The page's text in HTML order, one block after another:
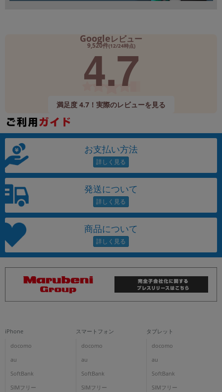
Googleレビュー
9,520件(12/24時点)
4.7
満足度 4.7！実際のレビューを見る
お支払い方法
発送について
商品について
iPhone
docomo
au
SoftBank
SIMフリー
スマートフォン
docomo
au
SoftBank
SIMフリー
タブレット
docomo
au
SoftBank
SIMフリー